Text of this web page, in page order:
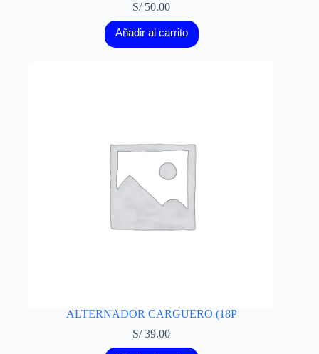
S/50.00
Añadir al carrito
ALTERNADOR CARGUERO (18P
S/39.00